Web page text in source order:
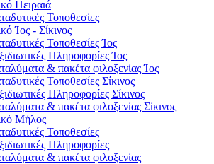
Πειραιά
Τοποθεσίες
Ίος - Σίκινος
Τοποθεσίες Ίος
Πληροφορίες Ίος
& πακέτα φιλοξενίας Ίος
Τοποθεσίες Σίκινος
Πληροφορίες Σίκινος
& πακέτα φιλοξενίας Σίκινος
Μήλος
Τοποθεσίες
Πληροφορίες
& πακέτα φιλοξενίας